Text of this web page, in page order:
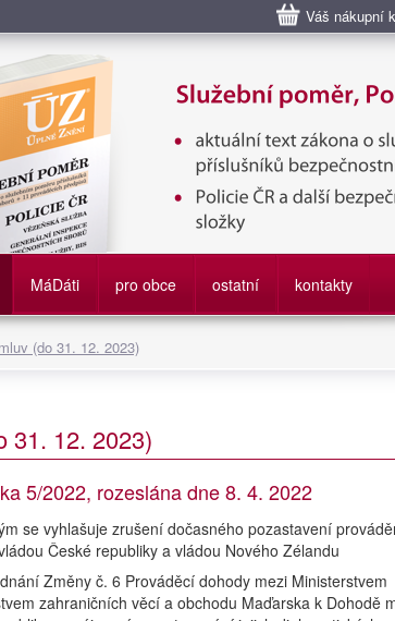
Váš nákupní
příslušníků bezpečnostních sborů, Policie ČR,
služby
MáDáti pro obce ostatní kontakty
(do 31. 12. 2023)
31. 12. 2023)
5/2022, rozeslána dne 8. 4. 2022
se vyhlašuje zrušení dočasného pozastavení
České republiky a vládou Nového Zélandu
Změny č. 6 Prováděcí dohody mezi Ministerstvem
zahraničních věcí a obchodu Maďarska k Dohodě